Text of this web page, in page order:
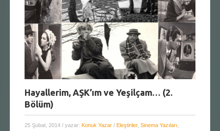
Hayallerim, AŞK’ım ve Yeşilçam… (2.
Bölüm)
25 Şubat, 2014 / yazar: Konuk Yazar / Eleştiriler, Sinema Yazıları